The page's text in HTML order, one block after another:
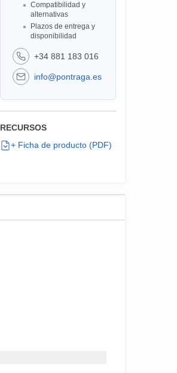
Compatibilidad y
alternativas
Plazos de entrega y
disponibilidad
+34 881 183 016
info@pontraga.es
RECURSOS
+ Ficha de producto (PDF)